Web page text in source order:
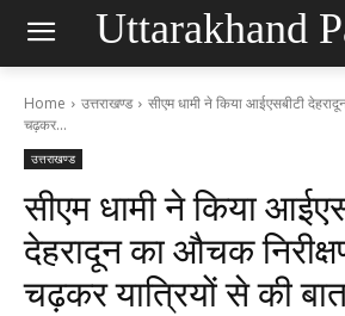
Uttarakhand
Home उत्तराखण्ड
सीएम धामी ने किया आईएसबीटी
चढ़कर...
उत्तराखण्ड
सीएम धामी ने किया
देहरादून का औचक
चढ़कर यात्रियों से की